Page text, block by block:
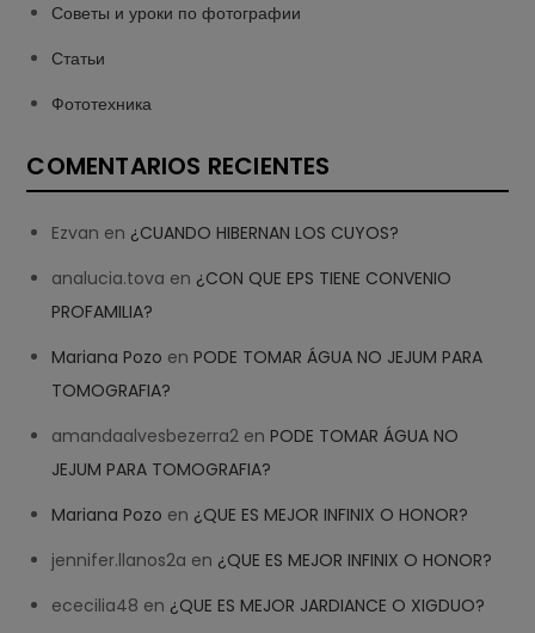
Советы и уроки по фотографии
Статьи
Фототехника
COMENTARIOS RECIENTES
Ezvan en ¿CUANDO HIBERNAN LOS CUYOS?
analucia.tova en ¿CON QUE EPS TIENE CONVENIO
PROFAMILIA?
Mariana Pozo enPODE TOMAR ÁGUA NO JEJUM PARA
TOMOGRAFIA?
amandaalvesbezerra2 enPODE TOMAR ÁGUA NO
JEJUM PARA TOMOGRAFIA?
Mariana Pozo en ¿QUE ES MEJOR INFINIX O HONOR?
jennifer.llanos2a en ¿QUE ES MEJOR INFINIX O HONOR?
ececilia48 en ¿QUE ES MEJOR JARDIANCE O XIGDUO?